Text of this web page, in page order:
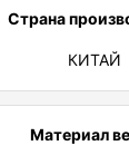
Страна
КИТАЙ
Материал